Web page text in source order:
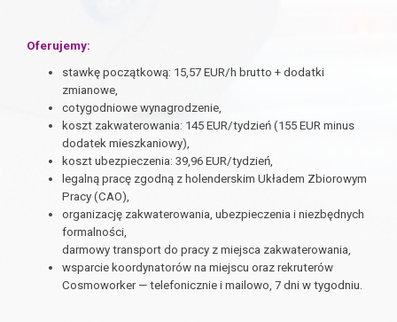
Oferujemy:
stawkę początkową: 15,57 EUR/h brutto + dodatki
zmianowe,
cotygodniowe wynagrodzenie,
koszt zakwaterowania: 145 EUR/tydzień (155 EUR minus
dodatek mieszkaniowy),
koszt ubezpieczenia: 39,96 EUR/tydzień,
egalną pracę zgodną z holenderskim Układem Zbiorowym
Pracy (CAO),
organizację zakwaterowania, ubezpieczenia i niezbędnych
formalności,
darmowy transport do pracy z miejsca zakwaterowania,
wsparcie koordynatorów na miejscu oraz rekruterów
Cosmoworker — telefonicznie i mailowo, 7 dni w tygodniu.